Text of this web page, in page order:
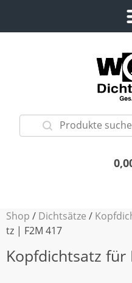
Shop / Dichtsätze /
tz | F2M 417
Kopfdichtsatz